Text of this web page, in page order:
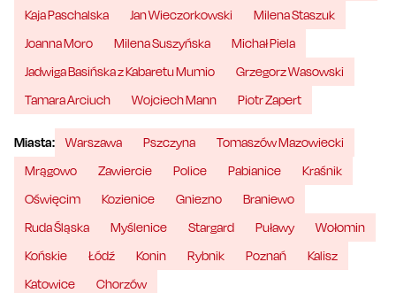
Kaja Paschalska Jan Wieczorkowski
Milena Staszuk
Joanna Moro
Milena Suszyńska
Michał Piela
Jadwiga Basińska z Kabaretu Mumio
Grzegorz Wasowski
Tamara Arciuch
Wojciech Mann Piotr Zapert
Miasta: Warszawa Pszczyna
Tomaszów Mazowiecki
Mrągowo
Zawiercie Police Pabianice
Kraśnik
Oświęcim
Kozienice Gniezno
Braniewo
Ruda Śląska
Myślenice Stargard Puławy
Wołomin
Końskie
Łódź Konin Rybnik Poznań
Kalisz
Katowice
Chorzów